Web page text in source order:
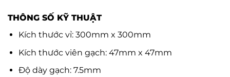
THÔNG SỐ KỸ THUẬT
Kích thước vỉ: 300mm x 300mm
Kích thước viên gạch: 47mm x 47mm
Độ dày gạch: 7.5mm